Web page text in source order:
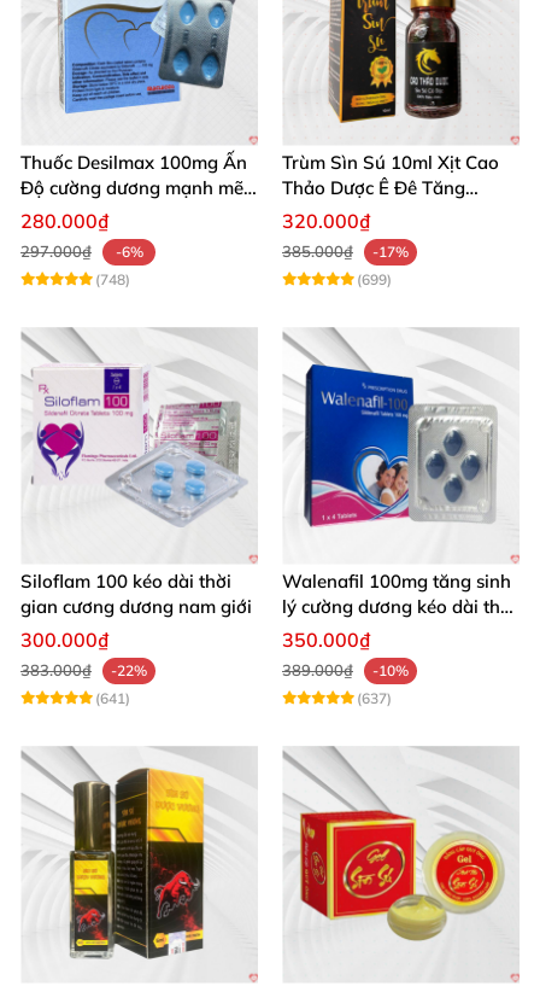
Thuốc Desilmax 100mg Ấn
Độ cường dương mạnh mẽ
tăng sinh lý phái mạnh
280.000₫
297.000₫
-6%
(748)
Trùm Sìn Sú 10ml Xịt Cao
Thảo Dược Ê Đê Tăng
Cường Sinh Lý
320.000₫
385.000₫
-17%
(699)
Siloflam 100 kéo dài thời
gian cương dương nam giới
300.000₫
383.000₫
-22%
(641)
Walenafil 100mg tăng sinh
lý cường dương kéo dài thời
gian
350.000₫
389.000₫
-10%
(637)